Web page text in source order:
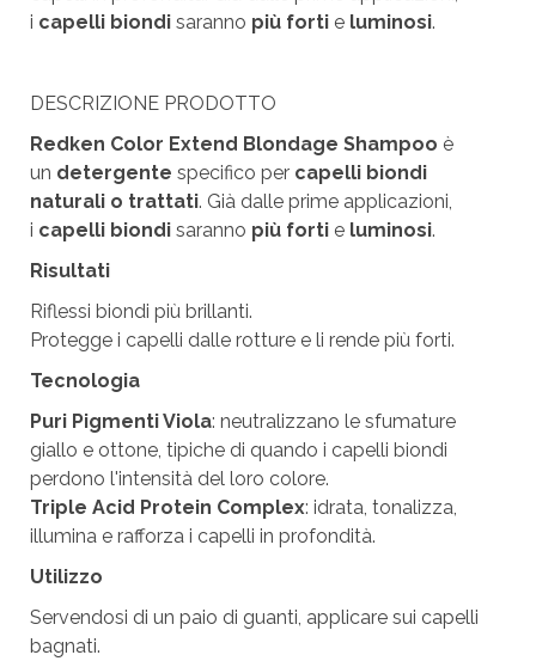
i capelli biondi saranno più forti e luminosi.
DESCRIZIONE PRODOTTO
Redken Color Extend Blondage Shampoo è
un detergente specifico per capelli biondi
naturali o trattati. Già dalle prime applicazioni,
i capelli biondi saranno più forti e luminosi.
Risultati
Riflessi biondi più brillanti.
Protegge i capelli dalle rotture e li rende più forti.
Tecnologia
Puri Pigmenti Viola: neutralizzano le sfumature
giallo e ottone, tipiche di quando i capelli biondi
perdono l'intensità del loro colore.
Triple Acid Protein Complex: idrata, tonalizza,
illumina e rafforza i capelli in profondità.
Utilizzo
Servendosi di un paio di guanti, applicare sui capelli
bagnati.